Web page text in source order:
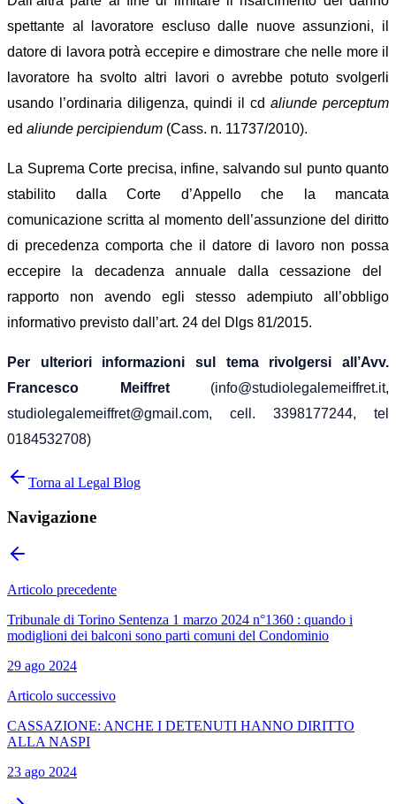
spettante al lavoratore escluso dalle nuove assunzioni, il
datore di lavora potrà eccepire e dimostrare che nelle more il
lavoratore ha svolto altri lavori o avrebbe potuto svolgerli
usando l’ordinaria diligenza, quindi il cd aliunde perceptum
ed aliunde percipiendum (Cass. n. 11737/2010).
La Suprema Corte precisa, infine, salvando sul punto quanto
stabilito dalla Corte d’Appello che la mancata
comunicazione scritta al momento dell’assunzione del diritto
di precedenza comporta che il datore di lavoro non possa
eccepire la decadenza annuale dalla cessazione del
rapporto non avendo egli stesso adempiuto all’obbligo
informativo previsto dall’art. 24 del Dlgs 81/2015.
Per ulteriori informazioni sul tema rivolgersi all’Avv.
Francesco Meiffret (info@studiolegalemeiffret.it,
studiolegalemeiffret@gmail.com, cell. 3398177244, tel
0184532708)
Torna al Legal Blog
Navigazione
Articolo precedente
Tribunale di Torino Sentenza 1 marzo 2024 n°1360 : quando i
modiglioni dei balconi sono parti comuni del Condominio
29 ago 2024
Articolo successivo
CASSAZIONE: ANCHE I DETENUTI HANNO DIRITTO
ALLA NASPI
23 ago 2024